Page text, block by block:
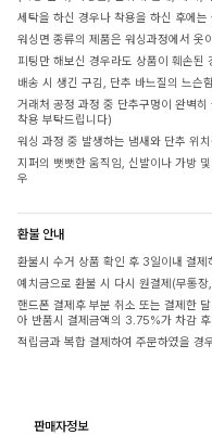
세탁을 하신 경우나 착용을 하신 후에
워싱면 종류의 제품은 워싱과정에서 옷
피팅만 해보신 경우라도 상품이 훼손된
배송 시 생긴 구김, 단추 바느질의 느슨
거래처 공정 과정 중 단추구멍이 완벽
착용 부탁드립니다)
워싱 과정 중 발생하는 냄새와 단추 위
지퍼의 뻣뻣한 움직임, 신발이나 가방
우
환불 안내
환불시 수거 상품 확인 후 3일이내 결
예치금으로 환불 시 다시 원결제(무통
핸드폰 결제후 부분 취소 또는 결제한
아 반품시 결제금액의 3.75%가 차감 후
적립금과 복합 결제하여 주문하였을 경
판매자정보